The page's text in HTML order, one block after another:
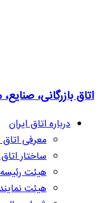
اتاق بازرگانی،
درباره اتاق ایران
معرفی اتاق
ساختار
هیئت رئیسه
هیئت